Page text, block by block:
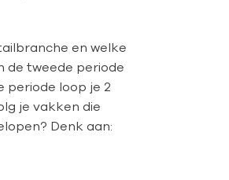
en welke
de tweede periode
periode loop je 2
je vakken die
Denk aan: